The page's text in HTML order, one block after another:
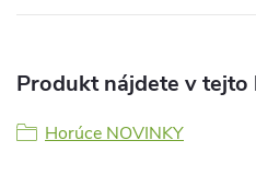
Produkt nájdete v tejto
Horúce NOVINKY